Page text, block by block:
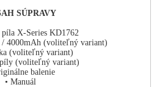
SÚPRAVY
píla X-Series KD1762
/ 4000mAh (voliteľný variant)
(voliteľný variant)
(voliteľný variant)
balenie
• Manuál